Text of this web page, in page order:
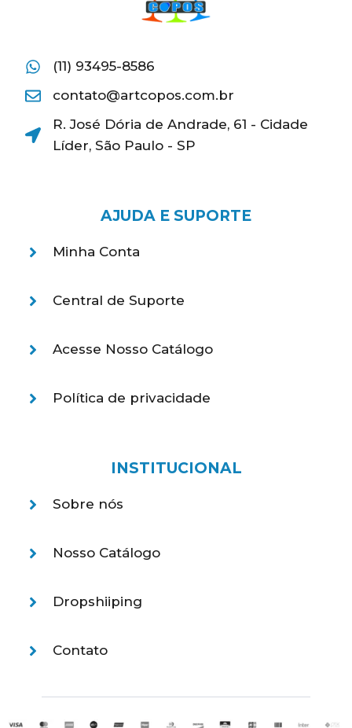
(11) 93495-8586
contato@artcopos.com.br
R. José Dória de Andrade, 61 - Cidade
Líder, São Paulo - SP
AJUDA E SUPORTE
Minha Conta
Central de Suporte
Acesse Nosso Catálogo
Política de privacidade
INSTITUCIONAL
Sobre nós
Nosso Catálogo
Dropshiiping
Contato